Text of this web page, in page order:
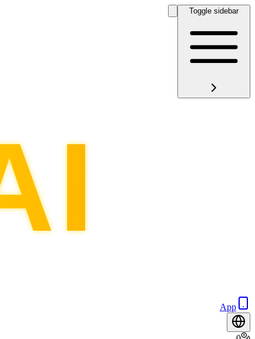
Toggle sidebar
App